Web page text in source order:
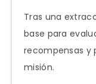
Tras una
base para
recompensas y
misión.